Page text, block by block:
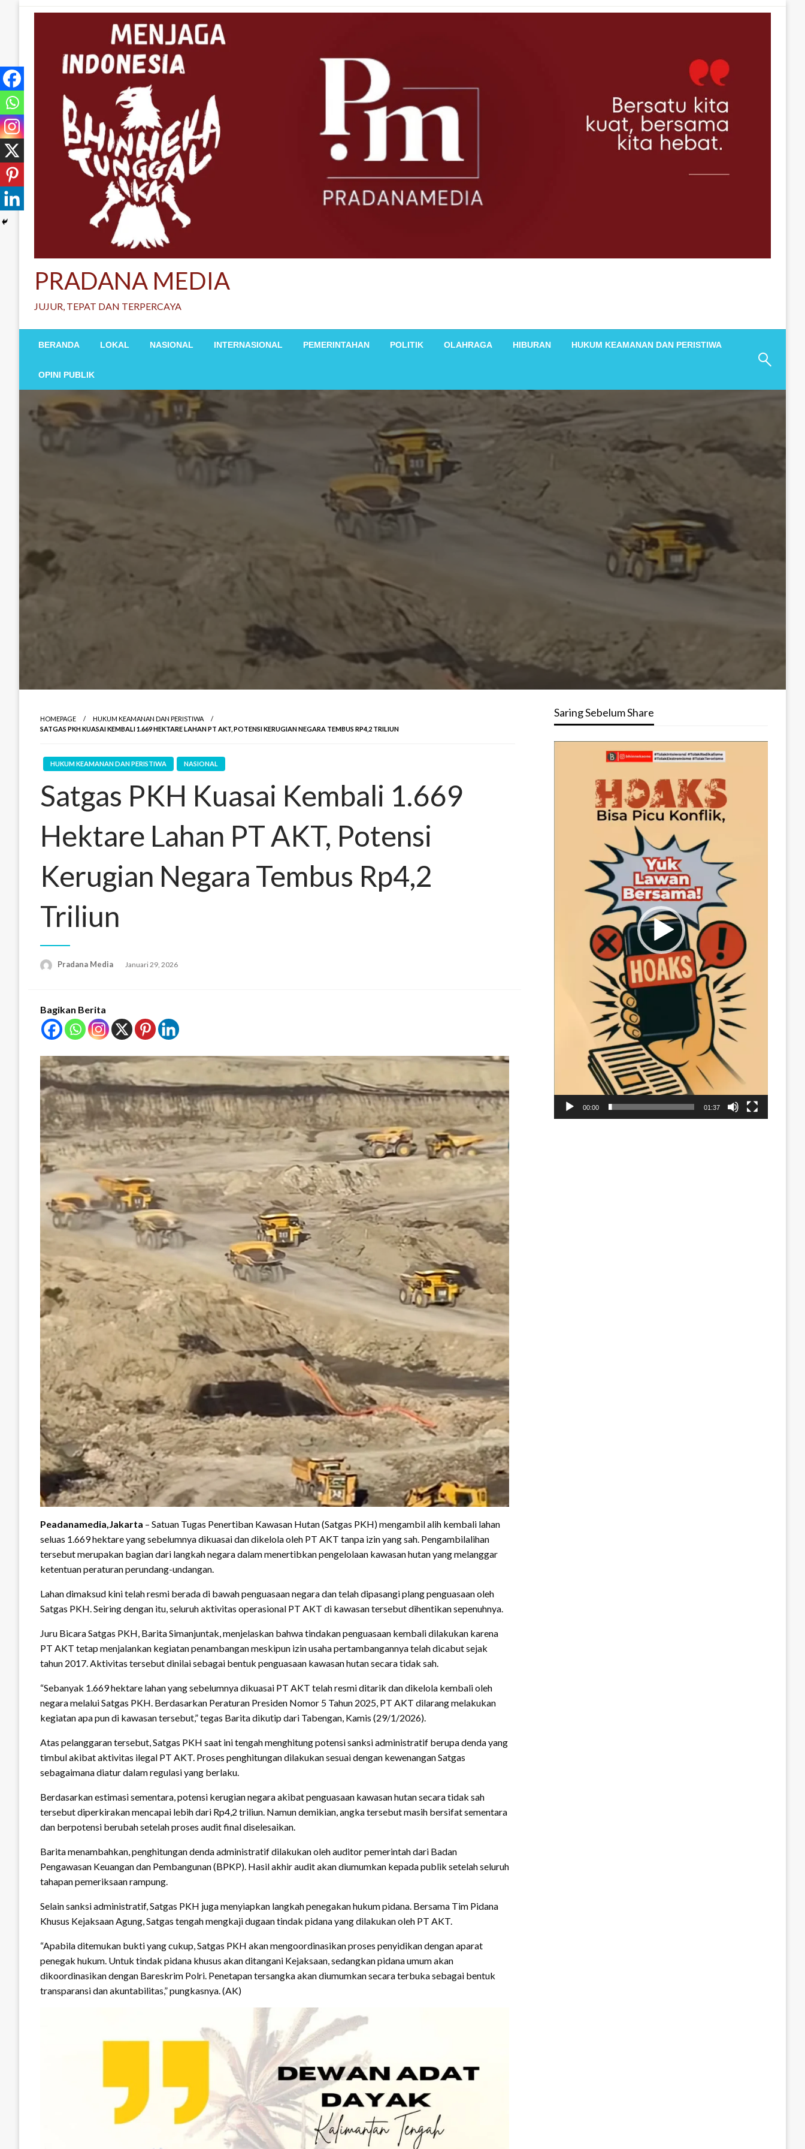
PRADANA MEDIA
JUJUR, TEPAT DAN TERPERCAYA
BERANDA LOKAL NASIONAL INTERNASIONAL PEMERINTAHAN POLITIK OLAHRAGA HIBURAN HUKUM KEAMANAN DAN PERISTIWA
OPINI PUBLIK
HOMEPAGE
HUKUM KEAMANAN DAN PERISTIWA
SATGAS PKH KUASAI KEMBALI 1.669 HEKTARE LAHAN PT AKT, POTENSI KERUGIAN NEGARA TEMBUS RP4,2 TRILIUN
HUKUM KEAMANAN DAN PERISTIWA NASIONAL
Satgas PKH Kuasai Kembali 1.669
Hektare Lahan PT AKT, Potensi
Kerugian Negara Tembus Rp4,2
Triliun
Pradana Media Januari 29, 2026
Bagikan Berita
Peadanamedia,Jakarta – Satuan Tugas Penertiban Kawasan Hutan (Satgas PKH) mengambil alih kembali lahan
seluas 1.669 hektare yang sebelumnya dikuasai dan dikelola oleh PT AKT tanpa izin yang sah. Pengambilalihan
tersebut merupakan bagian dari langkah negara dalam menertibkan pengelolaan kawasan hutan yang melanggar
ketentuan peraturan perundang-undangan.
Lahan dimaksud kini telah resmi berada di bawah penguasaan negara dan telah dipasangi plang penguasaan oleh
Satgas PKH. Seiring dengan itu, seluruh aktivitas operasional PT AKT di kawasan tersebut dihentikan sepenuhnya.
Juru Bicara Satgas PKH, Barita Simanjuntak, menjelaskan bahwa tindakan penguasaan kembali dilakukan karena
PT AKT tetap menjalankan kegiatan penambangan meskipun izin usaha pertambangannya telah dicabut sejak
tahun 2017. Aktivitas tersebut dinilai sebagai bentuk penguasaan kawasan hutan secara tidak sah.
“Sebanyak 1.669 hektare lahan yang sebelumnya dikuasai PT AKT telah resmi ditarik dan dikelola kembali oleh
negara melalui Satgas PKH. Berdasarkan Peraturan Presiden Nomor 5 Tahun 2025, PT AKT dilarang melakukan
kegiatan apa pun di kawasan tersebut,” tegas Barita dikutip dari Tabengan, Kamis (29/1/2026).
Atas pelanggaran tersebut, Satgas PKH saat ini tengah menghitung potensi sanksi administratif berupa denda yang
timbul akibat aktivitas ilegal PT AKT. Proses penghitungan dilakukan sesuai dengan kewenangan Satgas
sebagaimana diatur dalam regulasi yang berlaku.
Berdasarkan estimasi sementara, potensi kerugian negara akibat penguasaan kawasan hutan secara tidak sah
tersebut diperkirakan mencapai lebih dari Rp4,2 triliun. Namun demikian, angka tersebut masih bersifat sementara
dan berpotensi berubah setelah proses audit final diselesaikan.
Barita menambahkan, penghitungan denda administratif dilakukan oleh auditor pemerintah dari Badan
Pengawasan Keuangan dan Pembangunan (BPKP). Hasil akhir audit akan diumumkan kepada publik setelah seluruh
tahapan pemeriksaan rampung.
Selain sanksi administratif, Satgas PKH juga menyiapkan langkah penegakan hukum pidana. Bersama Tim Pidana
Khusus Kejaksaan Agung, Satgas tengah mengkaji dugaan tindak pidana yang dilakukan oleh PT AKT.
“Apabila ditemukan bukti yang cukup, Satgas PKH akan mengoordinasikan proses penyidikan dengan aparat
penegak hukum. Untuk tindak pidana khusus akan ditangani Kejaksaan, sedangkan pidana umum akan
dikoordinasikan dengan Bareskrim Polri. Penetapan tersangka akan diumumkan secara terbuka sebagai bentuk
transparansi dan akuntabilitas,” pungkasnya. (AK)
Saring Sebelum Share
00:00 01:37